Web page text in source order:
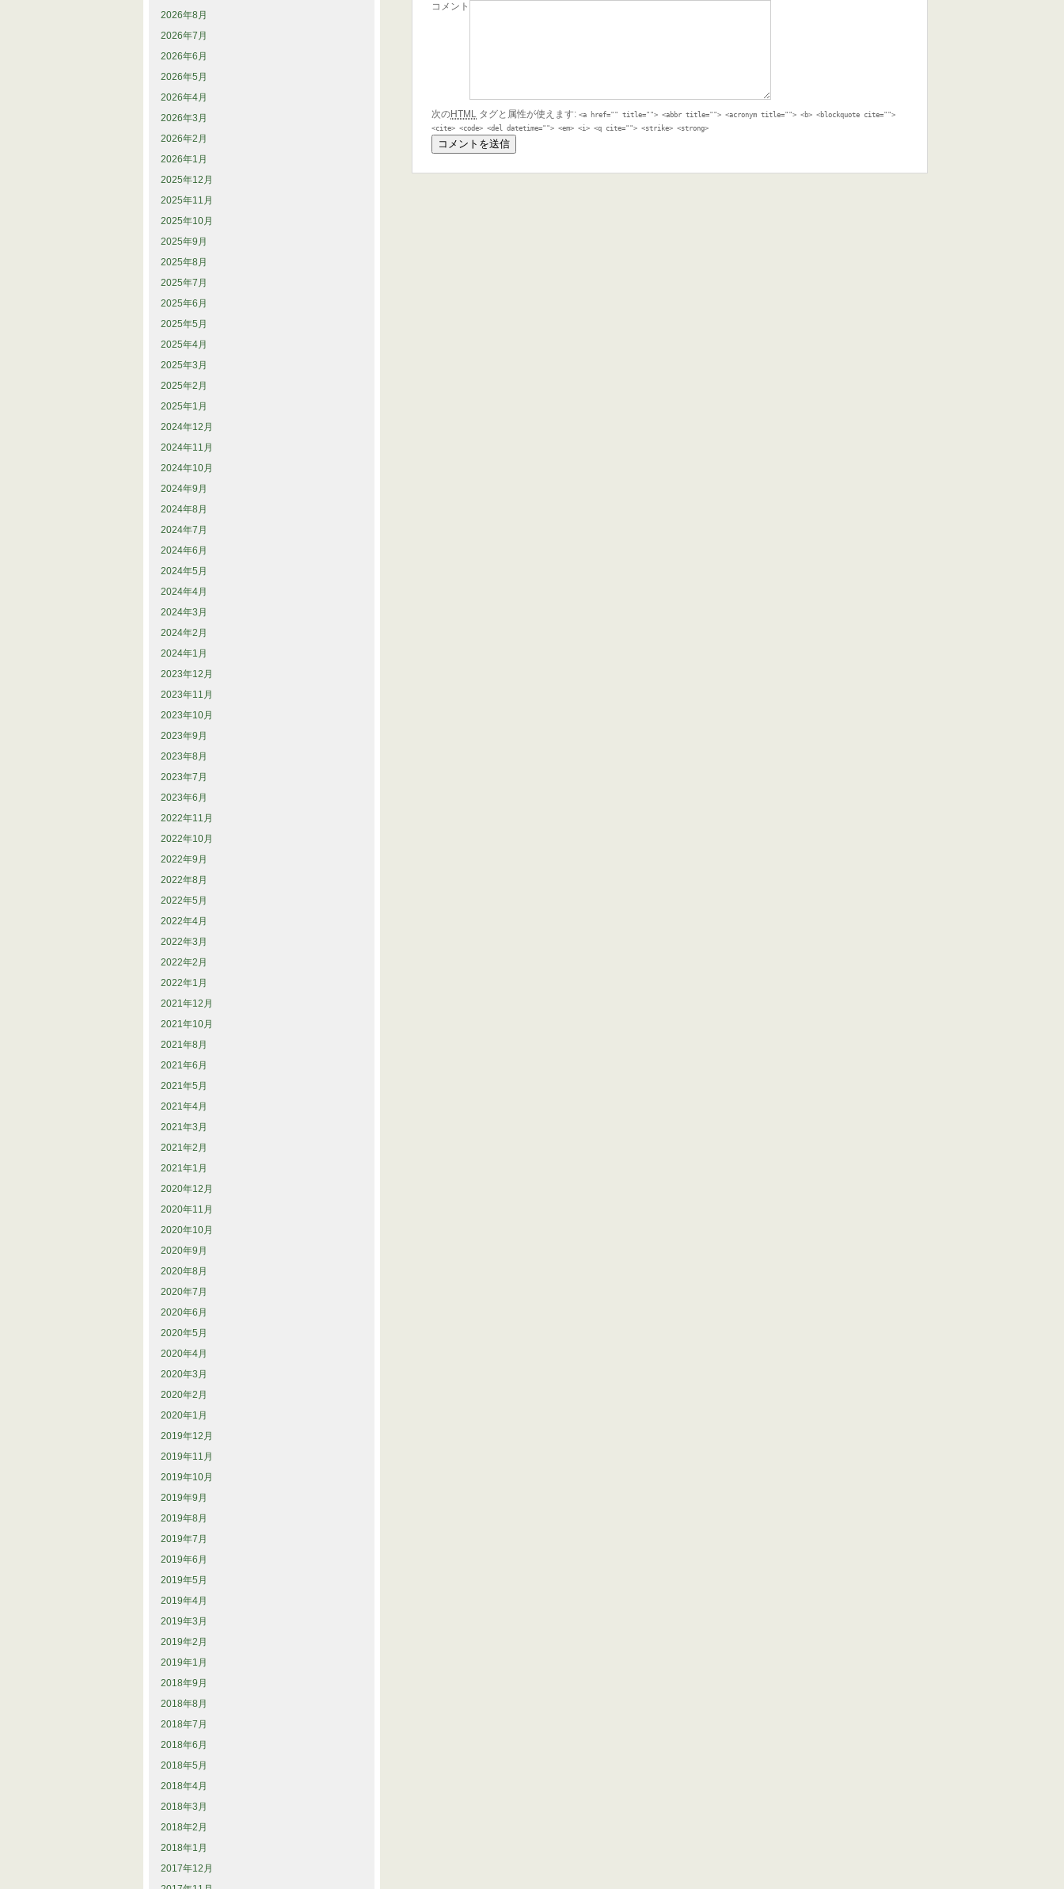
コメント
次のHTML タグと属性が使えます:<a href="" title=""> <abbr title=""> <acronym title=""> <b> <blockquote cite="">
<cite> <code> <del datetime=""> <em> <i> <q cite=""> <strike> <strong>
2026年8月
2026年7月
2026年6月
2026年5月
2026年4月
2026年3月
2026年2月
2026年1月
2025年12月
2025年11月
2025年10月
2025年9月
2025年8月
2025年7月
2025年6月
2025年5月
2025年4月
2025年3月
2025年2月
2025年1月
2024年12月
2024年11月
2024年10月
2024年9月
2024年8月
2024年7月
2024年6月
2024年5月
2024年4月
2024年3月
2024年2月
2024年1月
2023年12月
2023年11月
2023年10月
2023年9月
2023年8月
2023年7月
2023年6月
2022年11月
2022年10月
2022年9月
2022年8月
2022年5月
2022年4月
2022年3月
2022年2月
2022年1月
2021年12月
2021年10月
2021年8月
2021年6月
2021年5月
2021年4月
2021年3月
2021年2月
2021年1月
2020年12月
2020年11月
2020年10月
2020年9月
2020年8月
2020年7月
2020年6月
2020年5月
2020年4月
2020年3月
2020年2月
2020年1月
2019年12月
2019年11月
2019年10月
2019年9月
2019年8月
2019年7月
2019年6月
2019年5月
2019年4月
2019年3月
2019年2月
2019年1月
2018年9月
2018年8月
2018年7月
2018年6月
2018年5月
2018年4月
2018年3月
2018年2月
2018年1月
2017年12月